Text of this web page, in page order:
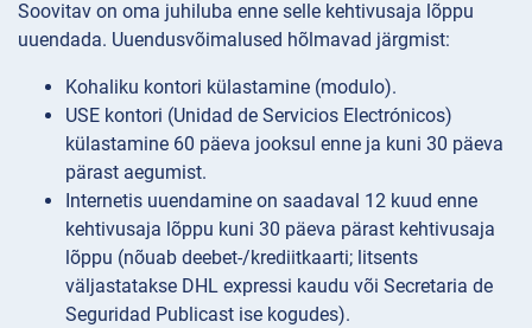
Soovitav on oma juhiluba enne selle kehtivusaja lõppu
uuendada. Uuendusvõimalused hõlmavad järgmist:
Kohaliku kontori külastamine (modulo).
USE kontori (Unidad de Servicios Electrónicos)
külastamine 60 päeva jooksul enne ja kuni 30 päeva
pärast aegumist.
Internetis uuendamine on saadaval 12 kuud enne
kehtivusaja lõppu kuni 30 päeva pärast kehtivusaja
lõppu (nõuab deebet-/krediitkaarti; litsents
väljastatakse DHL expressi kaudu või Secretaria de
Seguridad Publicast ise kogudes).